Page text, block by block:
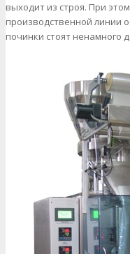
выходит из строя. При
производственной линии
починки стоят ненамного